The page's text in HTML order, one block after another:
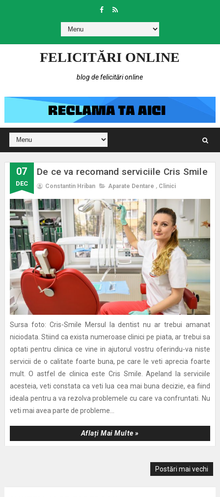
FELICITĂRI ONLINE
blog de felicitări online
07
DEC
De ce va recomand serviciile Cris Smile
Constantin Hriban Aparate Dentare , Clinici
Sursa foto: Cris-Smile Mersul la dentist nu ar trebui amanat
niciodata. Stiind ca exista numeroase clinici pe piata, ar trebui sa
optati pentru clinica ce vine in ajutorul vostru oferindu-va niste
servicii de o calitate foarte buna, pe care le veti aprecia foarte
mult. O astfel de clinica este Cris Smile. Apeland la serviciile
acesteia, veti constata ca veti lua cea mai buna decizie, ea fiind
ideala pentru a va rezolva problemele cu care va confruntati. Nu
veti mai avea parte de probleme...
Aflați Mai Multe »
Postări mai vechi